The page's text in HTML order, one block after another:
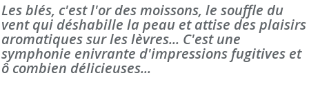
Les blés, c'est l'or des moissons, le souffle du
vent qui déshabille la peau et attise des plaisirs
aromatiques sur les lèvres... C'est une
symphonie enivrante d'impressions fugitives et
ô combien délicieuses...